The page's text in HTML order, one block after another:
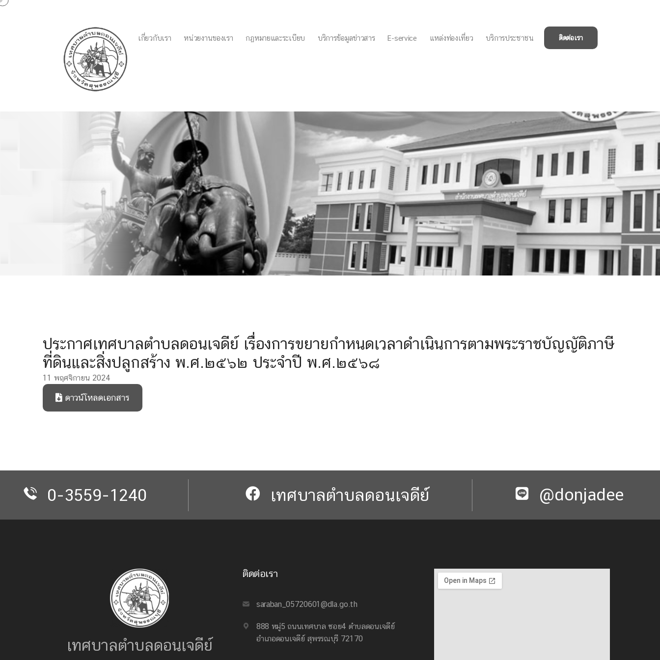
เกี่ยวกับเรา หน่วยงานของเรา กฏหมายและระเบียบ บริการข้อมูลข่าวสาร E-service แหล่งท่องเที่ยว บริการประชาชน ติดต่อเรา
ประกาศเทศบาลตำบลดอนเจดีย์ เรื่องการขยายกำหนดเวลาดำเนินการตามพระ
ราชบัญญัติภาษีที่ดินและสิ่งปลูกสร้าง พ.ศ.๒๕๖๒ ประจำปี พ.ศ.๒๕๖๘
ประกาศเทศบาลตำบลดอนเจดีย์ เรื่องการขยายกำหนดเวลาดำเนินการตามพระราชบัญญัติภาษี
ที่ดินและสิ่งปลูกสร้าง พ.ศ.๒๕๖๒ ประจำปี พ.ศ.๒๕๖๘
11 พฤศจิกายน 2024
ดาวน์โหลดเอกสาร
0-3559-1240 เทศบาลตำบลดอนเจดีย์​​ @donjadee​
เทศบาลตำบลดอนเจดีย์
ติดต่อเรา
saraban_05720601@dla.go.th
888 หมู่5 ถนนเทศบาล ซอย4 ตำบลดอนเจดีย์
อำเภอดอนเจดีย์ สุพรรณบุรี 72170